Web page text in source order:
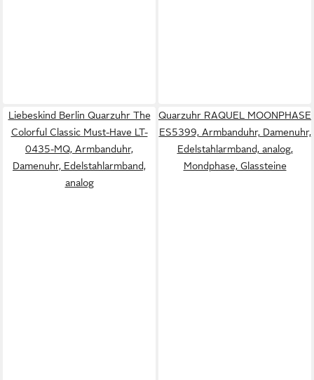
Liebeskind Berlin Quarzuhr The
Colorful Classic Must-Have LT-
0435-MQ, Armbanduhr,
Damenuhr, Edelstahlarmband,
analog
Quarzuhr RAQUEL MOONPHASE
ES5399, Armbanduhr, Damenuhr,
Edelstahlarmband, analog,
Mondphase, Glassteine